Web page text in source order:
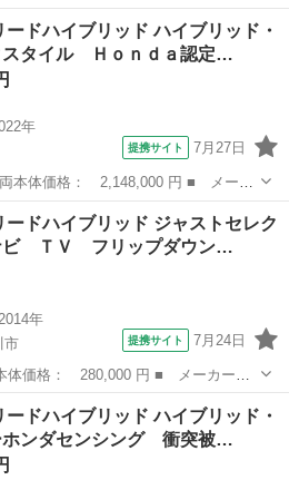
ード ■ グレード名： Ｇ・ホンダ
純正９インチナビ 両側パワース
ードハイブリッド ハイブリッド・
スタイル Ｈｏｎｄａ認定…
年
提携サイト 7月27日
ードハイブリッド ■ グレード
クスタイル Ｈｏｎｄａ認定中古車
ードハイブリッド ジャストセレク
ＴＶ フリップダウン…
年
市
提携サイト 7月24日
ドハイブリッド ■ グレード
ビ ＴＶ フリップダウンモニタ
ードハイブリッド ハイブリッド・
ホンダセンシング 衝突被…